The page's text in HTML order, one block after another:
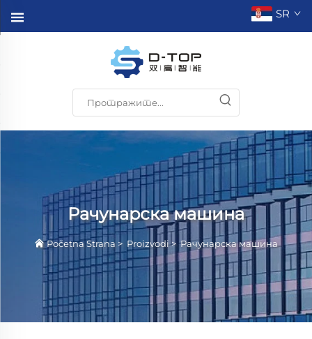
SR
Рачунарска машина
Početna Strana > Proizvodi>Рачунарска машина